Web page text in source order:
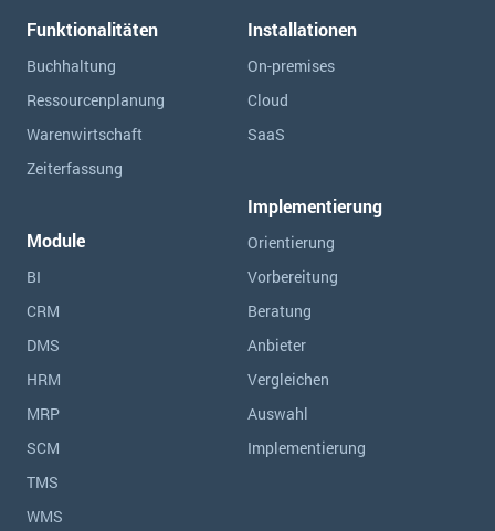
Funktionalitäten
Buchhaltung
Ressourcen­planung
Warenwirtschaft
Zeiterfassung
Module
BI
CRM
DMS
HRM
MRP
SCM
TMS
WMS
Installationen
On-premises
Cloud
SaaS
Implementierung
Orientierung
Vorbereitung
Beratung
Anbieter
Vergleichen
Auswahl
Implementierung